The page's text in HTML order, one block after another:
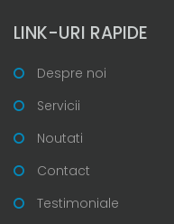
LINK-URI RAPIDE
Despre noi
Servicii
Noutati
Contact
Testimoniale